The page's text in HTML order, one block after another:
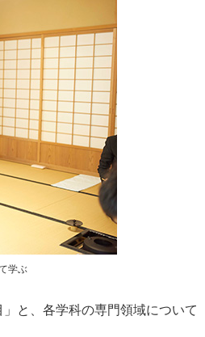
学ぶ
と、各学科の専門領域について